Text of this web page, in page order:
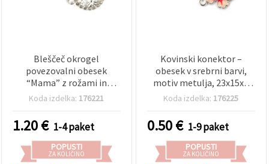
Bleščeč okrogel
povezovalni obesek
“Mama” z rožami in
okrasnimi kristalčki,
22x16x2 mm, luknja 2
mm, paket 5 kosov
Koda izdelka: 176221
1.20€ 1-4 paket
POPUSTI
ZA KOLIČINO
Kovinski konektor –
obesek v srebrni barvi,
motiv metulja, 23x15x2
mm, luknja: 2 mm – 2 kosa
Koda izdelka: 176225
0.50€ 1-9 paket
POPUSTI
ZA KOLIČINO